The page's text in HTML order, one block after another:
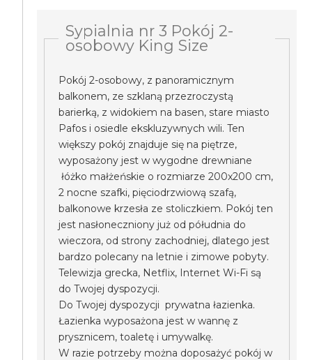
Sypialnia nr 3 Pokój 2-
osobowy King Size
Pokój 2-osobowy, z panoramicznym
balkonem, ze szklaną przezroczystą
barierką, z widokiem na basen, stare miasto
Pafos i osiedle ekskluzywnych wili. Ten
większy pokój znajduje się na piętrze,
wyposażony jest w wygodne drewniane
łóżko małżeńskie o rozmiarze 200x200 cm,
2 nocne szafki, pięciodrzwiową szafą,
balkonowe krzesła ze stoliczkiem. Pokój ten
jest nasłoneczniony już od półudnia do
wieczora, od strony zachodniej, dlatego jest
bardzo polecany na letnie i zimowe pobyty.
Telewizja grecka, Netflix, Internet Wi-Fi są
do Twojej dyspozycji.
Do Twojej dyspozycji prywatna łazienka.
Łazienka wyposażona jest w wannę z
prysznicem, toaletę i umywalkę.
W razie potrzeby można doposażyć pokój w